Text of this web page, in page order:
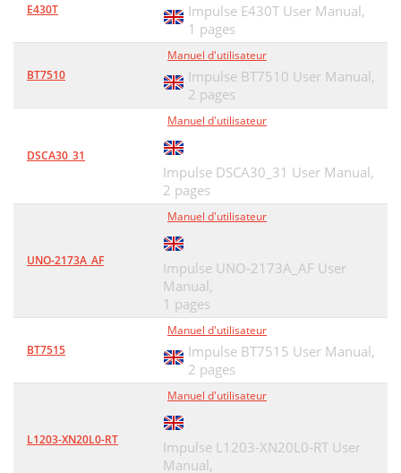
E430T
Impulse E430T User Manual,
1 pages
BT7510
Manuel d'utilisateur
Impulse BT7510 User Manual,
2 pages
DSCA30_31
Manuel d'utilisateur
Impulse DSCA30_31 User Manual,
2 pages
UNO-2173A_AF
Manuel d'utilisateur
Impulse UNO-2173A_AF User
Manual,
1 pages
BT7515
Manuel d'utilisateur
Impulse BT7515 User Manual,
2 pages
L1203-XN20L0-RT
Manuel d'utilisateur
Impulse L1203-XN20L0-RT User
Manual,